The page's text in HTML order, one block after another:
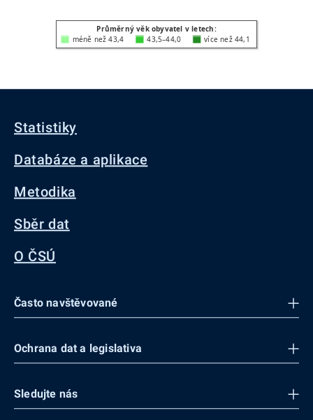
Průměrný věk obyvatel v letech:
méně než 43,4
43,5–44,0 více než 44,1
Statistiky
Databáze a aplikace
Metodika
Sběr dat
O ČSÚ
Často navštěvované
Ochrana dat a legislativa
Sledujte nás